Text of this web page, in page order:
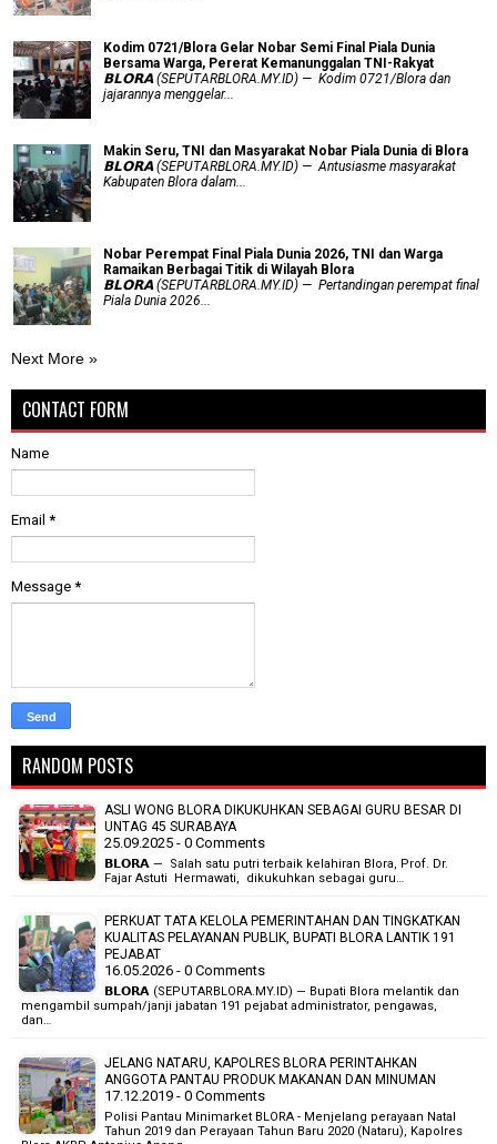
Kodim 0721/Blora Gelar Nobar Semi Final Piala Dunia
Bersama Warga, Pererat Kemanunggalan TNI-Rakyat
𝗕𝗟𝗢𝗥𝗔 (SEPUTARBLORA.MY.ID) — Kodim 0721/Blora dan
jajarannya menggelar...
Makin Seru, TNI dan Masyarakat Nobar Piala Dunia di Blora
𝗕𝗟𝗢𝗥𝗔 (SEPUTARBLORA.MY.ID) — Antusiasme masyarakat
Kabupaten Blora dalam...
Nobar Perempat Final Piala Dunia 2026, TNI dan Warga
Ramaikan Berbagai Titik di Wilayah Blora
𝗕𝗟𝗢𝗥𝗔 (SEPUTARBLORA.MY.ID) — Pertandingan perempat final
Piala Dunia 2026...
Next More »
CONTACT FORM
Name
Email *
Message *
RANDOM POSTS
ASLI WONG BLORA DIKUKUHKAN SEBAGAI GURU BESAR DI
UNTAG 45 SURABAYA
25.09.2025 - 0 Comments
𝗕𝗟𝗢𝗥𝗔 — Salah satu putri terbaik kelahiran Blora, Prof. Dr.
Fajar Astuti Hermawati, dikukuhkan sebagai guru…
PERKUAT TATA KELOLA PEMERINTAHAN DAN TINGKATKAN
KUALITAS PELAYANAN PUBLIK, BUPATI BLORA LANTIK 191
PEJABAT
16.05.2026 - 0 Comments
𝗕𝗟𝗢𝗥𝗔 (SEPUTARBLORA.MY.ID) — Bupati Blora melantik dan
mengambil sumpah/janji jabatan 191 pejabat administrator, pengawas,
dan…
JELANG NATARU, KAPOLRES BLORA PERINTAHKAN
ANGGOTA PANTAU PRODUK MAKANAN DAN MINUMAN
17.12.2019 - 0 Comments
Polisi Pantau Minimarket BLORA - Menjelang perayaan Natal
Tahun 2019 dan Perayaan Tahun Baru 2020 (Nataru), Kapolres